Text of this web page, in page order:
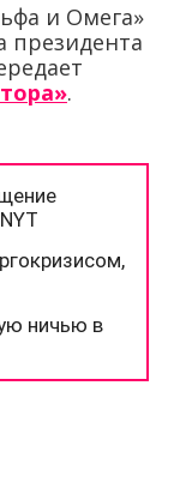
и Омега»
президента
.